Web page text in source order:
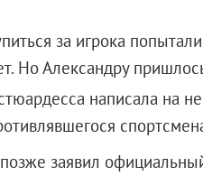
за игрока
Но Александру
написала на
заявил